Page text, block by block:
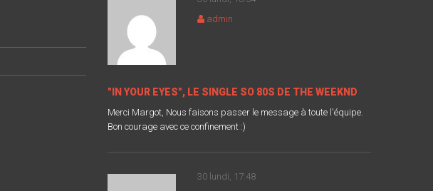
admin
"IN YOUR EYES", LE SINGLE SO 80S DE THE WEEKND
Merci Margot, Nous faisons passer le message à toute l'équipe.
Bon courage avec ce confinement :)
30 lundi, 17:48